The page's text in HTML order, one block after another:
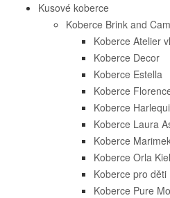
Kusové koberce
Koberce Brink and
Koberce Atelier
Koberce Decor
Koberce Estella
Koberce
Koberce
Koberce Laura
Koberce
Koberce Orla
Koberce pro
Koberce Pure